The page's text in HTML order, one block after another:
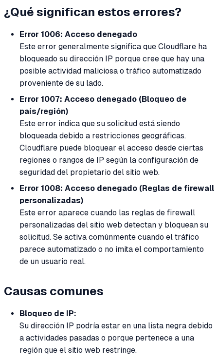
¿Qué significan estos errores?
Error 1006: Acceso denegado
Este error generalmente significa que Cloudflare ha
bloqueado su dirección IP porque cree que hay una
posible actividad maliciosa o tráfico automatizado
proveniente de su lado.
Error 1007: Acceso denegado (Bloqueo de
país/región)
Este error indica que su solicitud está siendo
bloqueada debido a restricciones geográficas.
Cloudflare puede bloquear el acceso desde ciertas
regiones o rangos de IP según la configuración de
seguridad del propietario del sitio web.
Error 1008: Acceso denegado (Reglas de firewall
personalizadas)
Este error aparece cuando las reglas de firewall
personalizadas del sitio web detectan y bloquean su
solicitud. Se activa comúnmente cuando el tráfico
parece automatizado o no imita el comportamiento
de un usuario real.
Causas comunes
Bloqueo de IP:
Su dirección IP podría estar en una lista negra debido
a actividades pasadas o porque pertenece a una
región que el sitio web restringe.